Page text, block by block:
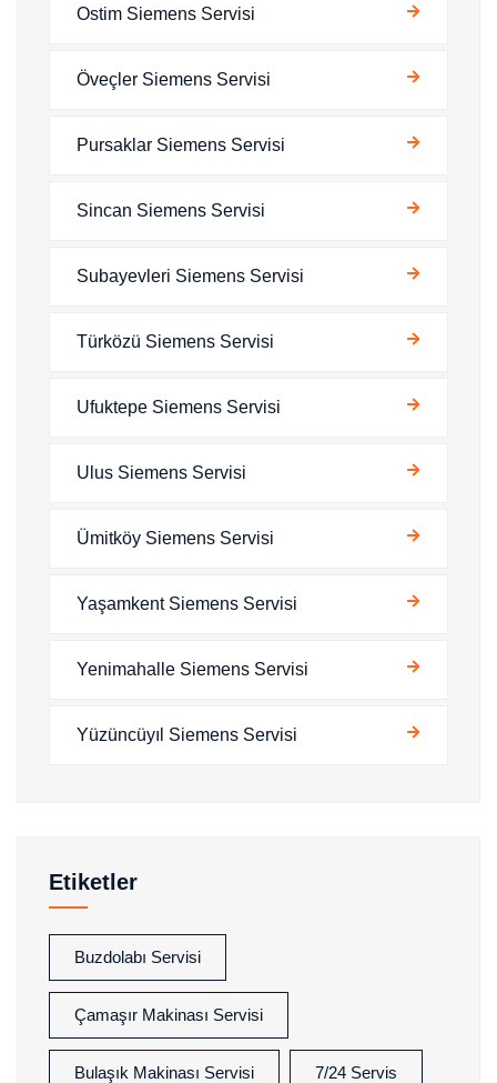
Ostim Siemens Servisi
Öveçler Siemens Servisi
Pursaklar Siemens Servisi
Sincan Siemens Servisi
Subayevleri Siemens Servisi
Türközü Siemens Servisi
Ufuktepe Siemens Servisi
Ulus Siemens Servisi
Ümitköy Siemens Servisi
Yaşamkent Siemens Servisi
Yenimahalle Siemens Servisi
Yüzüncüyıl Siemens Servisi
Etiketler
Buzdolabı Servisi
Çamaşır Makinası Servisi
Bulaşık Makinası Servisi 7/24 Servis